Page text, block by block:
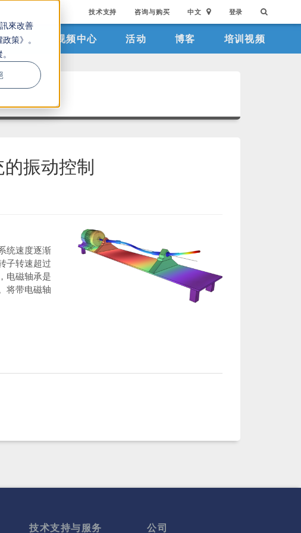
來改善
策》。
技术支持 咨询与购买 中文 登录
应用 视频中心 活动 博客 培训视频
振动控制
统速度逐渐
子转速超过
电磁轴承是
将带电磁轴
技术支持与服务 公司